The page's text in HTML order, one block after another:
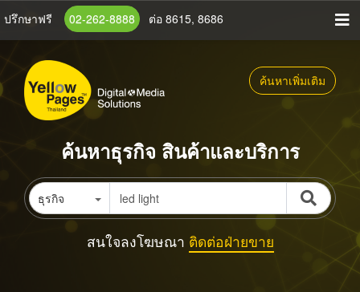
ข้าม
เนื้อหา
หลัก
ปรึกษาฟรี 02-262-8888 ต่อ 8615, 8686
ค้นหาเพิ่มเติม
ค้นหาธุรกิจ สินค้าและบริการ
ธุรกิจ
สนใจลงโฆษณา ติดต่อฝ่ายขาย